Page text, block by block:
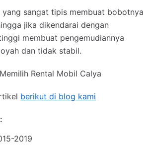
yang sangat tipis membuat bobotnya
jika dikendarai dengan
membuat pengemudiannya
dan tidak stabil.
Rental Mobil Calya
berikut di blog kami
2019